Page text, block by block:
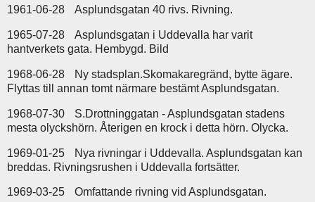
1961-06-28 Asplundsgatan 40 rivs. Rivning.
1965-07-28
Asplundsgatan i Uddevalla har varit
hantverkets gata. Hembygd. Bild
1968-06-28
Ny stadsplan.Skomakaregränd, bytte ägare.
Flyttas till annan tomt närmare bestämt Asplundsgatan.
1968-07-30
S.Drottninggatan - Asplundsgatan stadens
mesta olyckshörn. Återigen en krock i detta hörn. Olycka.
1969-01-25
Nya rivningar i Uddevalla. Asplundsgatan kan
breddas. Rivningsrushen i Uddevalla fortsätter.
1969-03-25 Omfattande rivning vid Asplundsgatan.